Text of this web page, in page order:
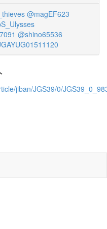
@magEF623
@shino65536
jiban/JGS39/0/